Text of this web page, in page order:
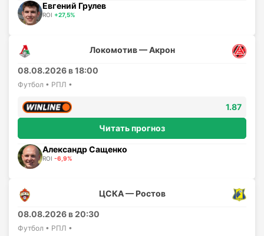
Евгений Грулев
ROI +27,5%
Локомотив — Акрон
08.08.2026 в 18:00
Футбол • РПЛ •
1.87
Читать прогноз
Александр Сащенко
ROI -6,9%
ЦСКА — Ростов
08.08.2026 в 20:30
Футбол • РПЛ •